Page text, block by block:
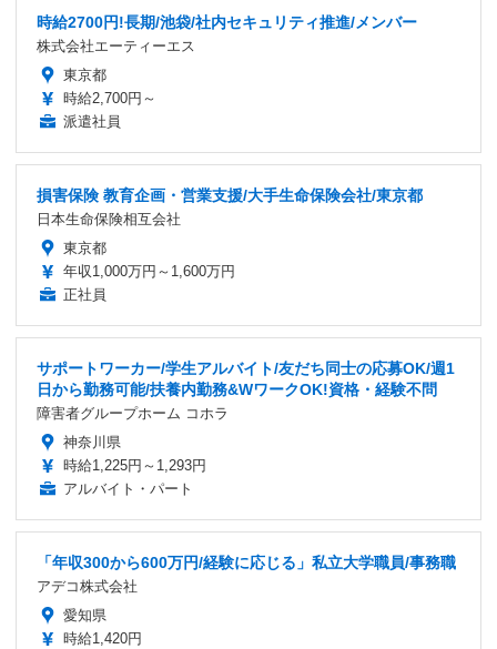
時給2700円!長期/池袋/社内セキュリティ推進/メンバー
株式会社エーティーエス
東京都
時給2,700円～
派遣社員
損害保険 教育企画・営業支援/大手生命保険会社/東京都
日本生命保険相互会社
東京都
年収1,000万円～1,600万円
正社員
サポートワーカー/学生アルバイト/友だち同士の応募OK/週1
日から勤務可能/扶養内勤務&WワークOK!資格・経験不問
障害者グループホーム コホラ
神奈川県
時給1,225円～1,293円
アルバイト・パート
「年収300から600万円/経験に応じる」私立大学職員/事務職
アデコ株式会社
愛知県
時給1,420円